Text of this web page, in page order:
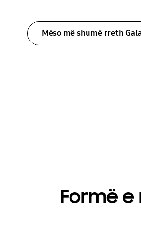
Mëso më shumë rreth
Formë e